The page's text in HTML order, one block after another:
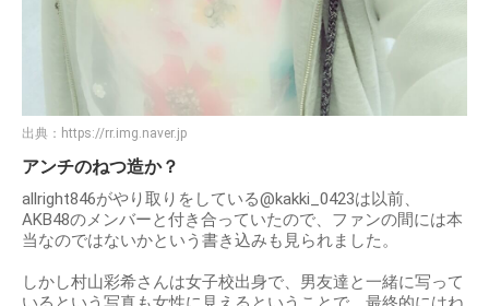
出典： https://rr.img.naver.jp
アンチのねつ造か？
allright846がやり取りをしている@kakki_0423は以前、
AKB48のメンバーと付き合っていたので、ファンの間には本
当なのではないかという書き込みも見られました。
しかし村山彩希さんは女子校出身で、男友達と一緒に写って